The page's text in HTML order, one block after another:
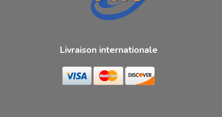
Livraison internationale